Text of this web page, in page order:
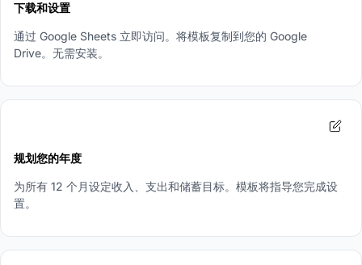
下载和设置
通过 Google Sheets 立即访问。将模板复制到您的 Google
Drive。无需安装。
规划您的年度
为所有 12 个月设定收入、支出和储蓄目标。模板将指导您完成设
置。